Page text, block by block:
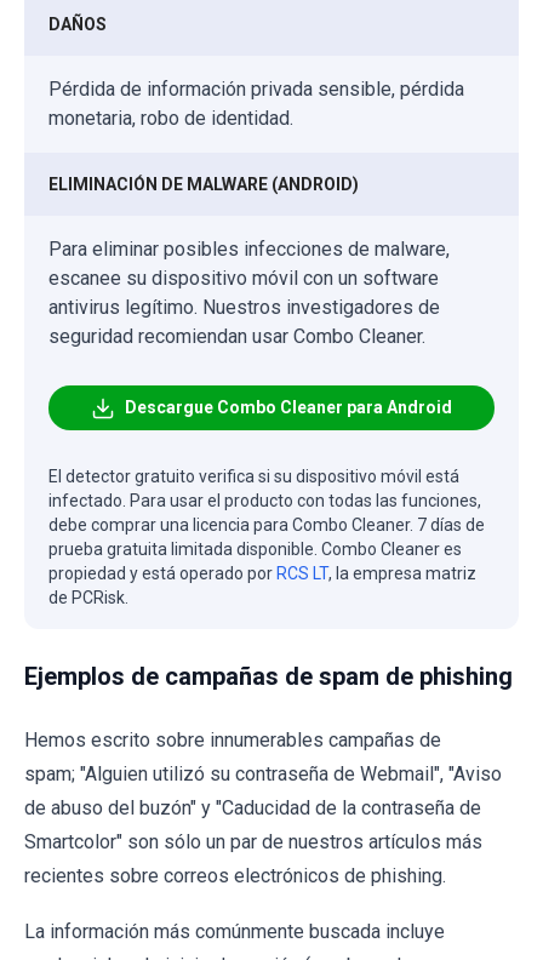
DAÑOS
Pérdida de información privada sensible, pérdida
monetaria, robo de identidad.
ELIMINACIÓN DE MALWARE (ANDROID)
Para eliminar posibles infecciones de malware,
escanee su dispositivo móvil con un software
antivirus legítimo. Nuestros investigadores de
seguridad recomiendan usar Combo Cleaner.
Descargue Combo Cleaner para Android
El detector gratuito verifica si su dispositivo móvil está
infectado. Para usar el producto con todas las funciones,
debe comprar una licencia para Combo Cleaner. 7 días de
prueba gratuita limitada disponible. Combo Cleaner es
propiedad y está operado por RCS LT, la empresa matriz
de PCRisk.
Ejemplos de campañas de spam de phishing
Hemos escrito sobre innumerables campañas de
spam; "Alguien utilizó su contraseña de Webmail", "Aviso
de abuso del buzón" y "Caducidad de la contraseña de
Smartcolor" son sólo un par de nuestros artículos más
recientes sobre correos electrónicos de phishing.
La información más comúnmente buscada incluye